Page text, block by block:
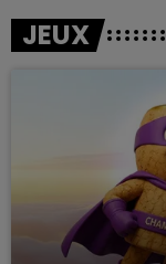
JEUX